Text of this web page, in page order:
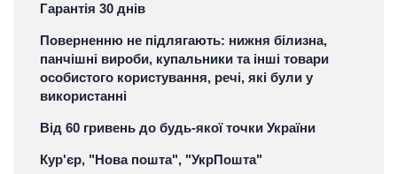
Гарантія 30 днів
Поверненню не підлягають: нижня білизна,
панчішні вироби, купальники та інші товари
особистого користування, речі, які були у
використанні
Від 60 гривень до будь-якої точки України
Кур'єр, "Нова пошта", "УкрПошта"